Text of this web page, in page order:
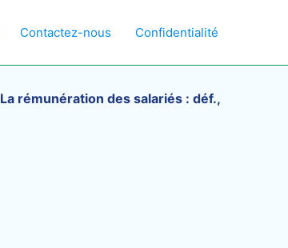
Contactez-nous Confidentialité
La rémunération des salariés : déf.,